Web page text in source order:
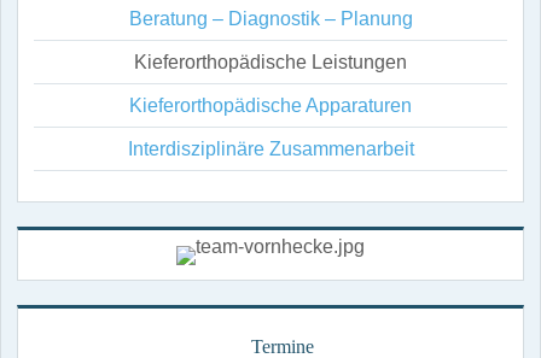
Beratung – Diagnostik – Planung
Kieferorthopädische Leistungen
Kieferorthopädische Apparaturen
Interdisziplinäre Zusammenarbeit
Termine